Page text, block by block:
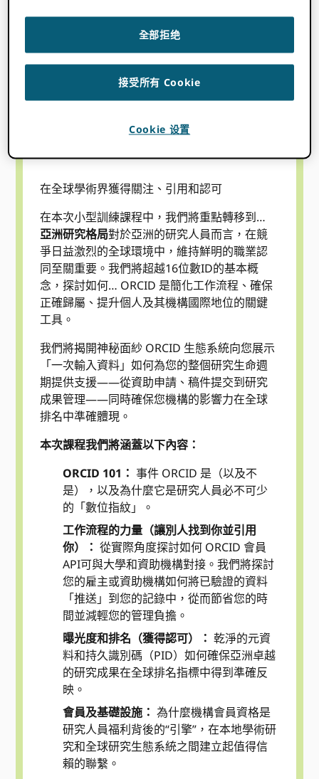
在全球學術界獲得關注、引用和認可
在本次小型訓練課程中，我們將重點轉移到…
亞洲研究格局對於亞洲的研究人員而言，在競
爭日益激烈的全球環境中，維持鮮明的職業認
同至關重要。我們將超越16位數ID的基本概
念，探討如何… ORCID 是簡化工作流程、確保
正確歸屬、提升個人及其機構國際地位的關鍵
工具。
我們將揭開神秘面紗 ORCID 生態系統向您展示
「一次輸入資料」如何為您的整個研究生命週
期提供支援——從資助申請、稿件提交到研究
成果管理——同時確保您機構的影響力在全球
排名中準確體現。
本次課程我們將涵蓋以下內容：
ORCID 101： 事件 ORCID 是（以及不
是），以及為什麼它是研究人員必不可少
的「數位指紋」。
工作流程的力量（讓別人找到你並引用
你）： 從實際角度探討如何 ORCID 會員
API可與大學和資助機構對接。我們將探討
您的雇主或資助機構如何將已驗證的資料
「推送」到您的記錄中，從而節省您的時
間並減輕您的管理負擔。
曝光度和排名（獲得認可）： 乾淨的元資
料和持久識別碼（PID）如何確保亞洲卓越
的研究成果在全球排名指標中得到準確反
映。
會員及基礎設施：為什麼機構會員資格是
研究人員福利背後的“引擎”，在本地學術研
究和全球研究生態系統之間建立起值得信
賴的聯繫。
全部拒绝
接受所有 Cookie
Cookie 设置